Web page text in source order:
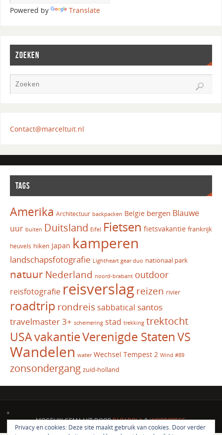
Powered by Translate
ZOEKEN
Contact@marceltuit.nl
TAGS
Amerika Architectuur backpacken Belgie bergen Blauwe
uur buiten Duitsland Eifel Fietsen fietsvakantie frankrijk
heuvels hiken Japan kamperen
landschapsfotografie Lightheart gear duo nationaal park
natuur Nederland noord-brabant outdoor
reisfotografie reisverslag reizen rivier
roadtrip rondreis sabbatical santos
travelmaster 3+ schemering stad trekking trektocht
USAvakantieVerenigde StatenVS
Wandelen water Wechsel Tempest 2 Wind #89
zonsondergang zuid-holland
MOGELIJK GEMAAKT DOORPARABOLA&WORDPRESS.
Privacy en cookies: Deze site maakt gebruik van cookies. Door verder